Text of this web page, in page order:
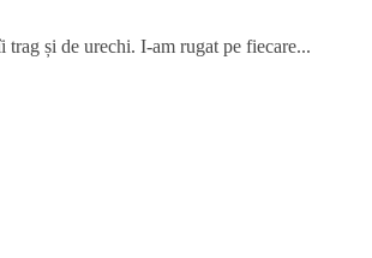
trag și de urechi. I-am rugat pe fiecare...